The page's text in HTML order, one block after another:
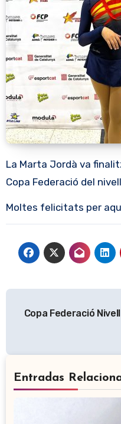
La Marta Jordà va finalitzar en primera posició a la
Copa Federació del
Moltes felicitats per
entradas
Copa Federació Nivell
Entradas